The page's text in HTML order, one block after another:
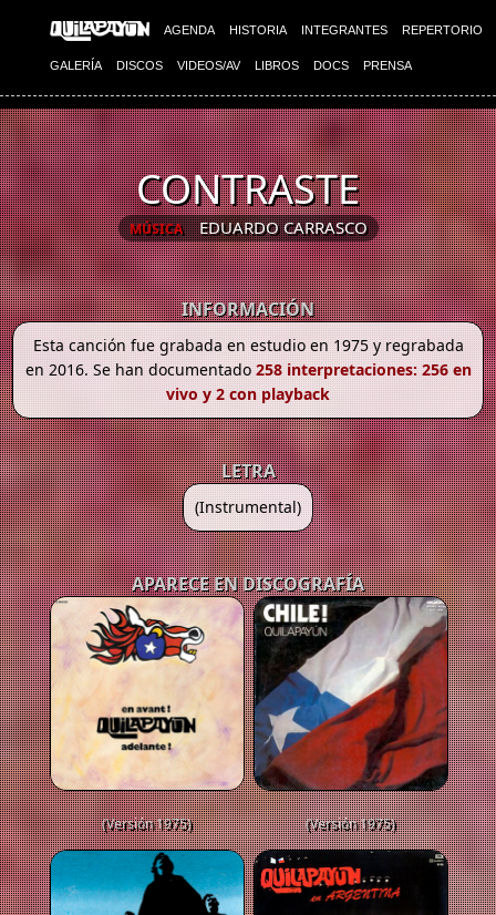
AGENDA HISTORIA INTEGRANTES REPERTORIO
GALERÍA DISCOS VIDEOS/AV LIBROS DOCS PRENSA
CONTRASTE
MÚSICA EDUARDO CARRASCO
INFORMACIÓN
Esta canción fue grabada en estudio en 1975 y regrabada
en 2016. Se han documentado258 interpretaciones: 256 en
vivo y 2 con playback
LETRA
(Instrumental)
APARECE EN DISCOGRAFÍA
(Versión 1975) (Versión 1975)